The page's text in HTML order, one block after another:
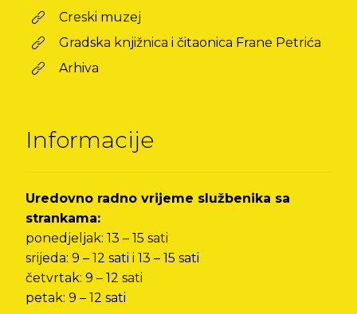
Creski muzej
Gradska knjižnica i čitaonica Frane Petrića
Arhiva
Informacije
Uredovno radno vrijeme službenika sa
strankama:
ponedjeljak: 13 – 15 sati
srijeda: 9 – 12 sati i 13 – 15 sati
četvrtak: 9 – 12 sati
petak: 9 – 12 sati